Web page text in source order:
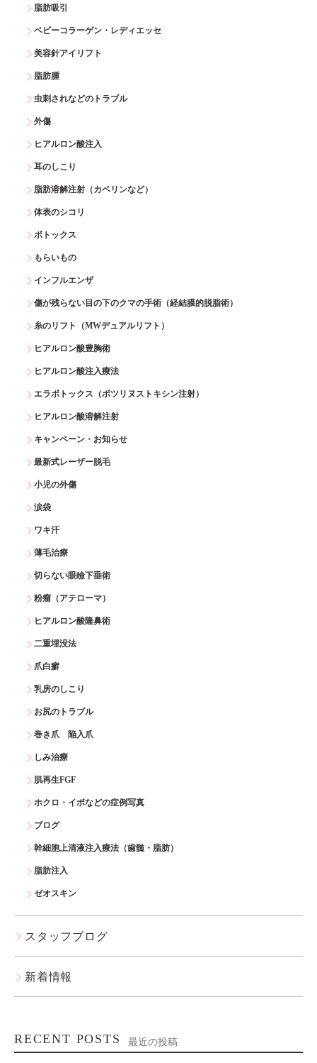
脂肪吸引
ベビーコラーゲン・レディエッセ
美容針アイリフト
脂肪腫
虫刺されなどのトラブル
外傷
ヒアルロン酸注入
耳のしこり
脂肪溶解注射（カベリンなど）
体表のシコリ
ボトックス
もらいもの
インフルエンザ
傷が残らない目の下のクマの手術（経結膜的脱脂術）
糸のリフト（MWデュアルリフト）
ヒアルロン酸豊胸術
ヒアルロン酸注入療法
エラボトックス（ボツリヌストキシン注射）
ヒアルロン酸溶解注射
キャンペーン・お知らせ
最新式レーザー脱毛
小児の外傷
涙袋
ワキ汗
薄毛治療
切らない眼瞼下垂術
粉瘤（アテローマ）
ヒアルロン酸隆鼻術
二重埋没法
爪白癬
乳房のしこり
お尻のトラブル
巻き爪 陥入爪
しみ治療
肌再生FGF
ホクロ・イボなどの症例写真
ブログ
幹細胞上清液注入療法（歯髄・脂肪）
脂肪注入
ゼオスキン
スタッフブログ
新着情報
RECENT POSTS 最近の投稿